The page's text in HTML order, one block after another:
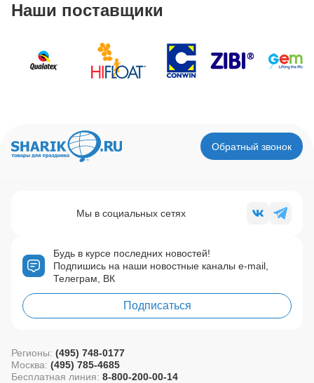
Наши поставщики
Обратный звонок
Будь в курсе последних новостей!
Подпишись на наши новостные каналы e-mail,
Телеграм, ВК
Подписаться
Мы в социальных сетях
Регионы: (495) 748-0177
Москва: (495) 785-4685
Бесплатная линия: 8-800-200-00-14